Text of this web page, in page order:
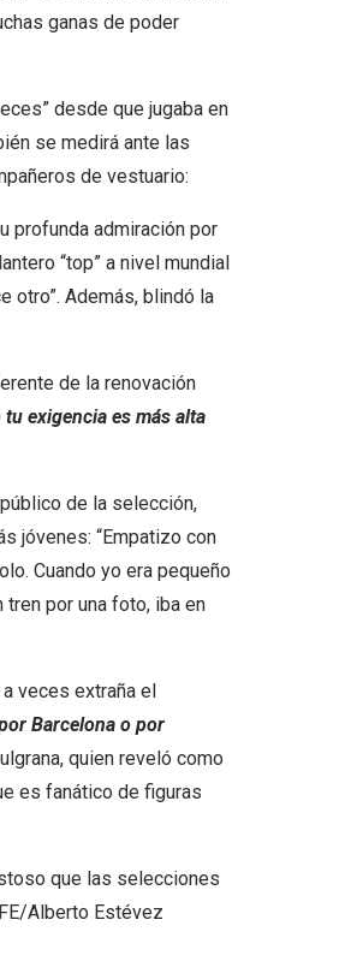
ganas de poder
desde que jugaba en
se medirá ante las
de vestuario:
profunda admiración por
“top” a nivel mundial
otro”. Además, blindó la
de la renovación
exigencia es más alta
de la selección,
jóvenes: “Empatizo con
Cuando yo era pequeño
por una foto, iba en
veces extraña el
Barcelona o por
quien reveló como
es fanático de figuras